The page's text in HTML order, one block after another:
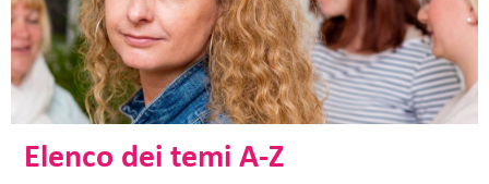
Elenco dei temi A-Z